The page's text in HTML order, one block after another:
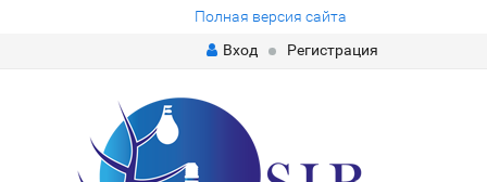
Полная версия сайта
Вход
Регистрация